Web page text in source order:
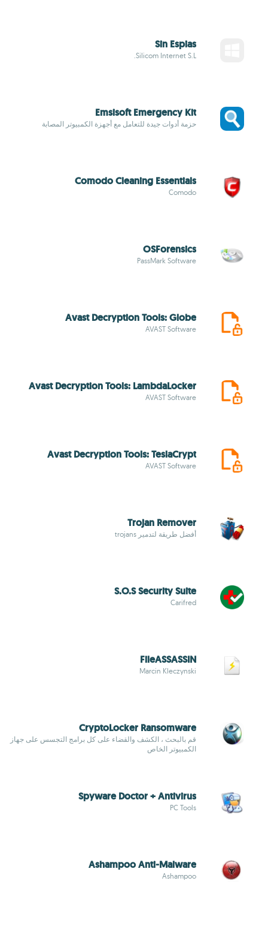
Sin Espias
Silicom Internet S.L.
Emsisoft Emergency Kit
حزمة أدوات جيدة للتعامل مع أجهزة الكمبيوتر المصابة
Comodo Cleaning Essentials
Comodo
OSForensics
PassMark Software
Avast Decryption Tools: Globe
AVAST Software
Avast Decryption Tools: LambdaLocker
AVAST Software
Avast Decryption Tools: TeslaCrypt
AVAST Software
Trojan Remover
أفضل طريقة لتدمير trojans
S.O.S Security Suite
Carifred
FileASSASSIN
Marcin Kleczynski
CryptoLocker Ransomware
قم بالبحث ، الكشف والقضاء على كل برامج التجسس على جهاز
الكمبيوتر الخاص
Spyware Doctor + Antivirus
PC Tools
Ashampoo Anti-Malware
Ashampoo